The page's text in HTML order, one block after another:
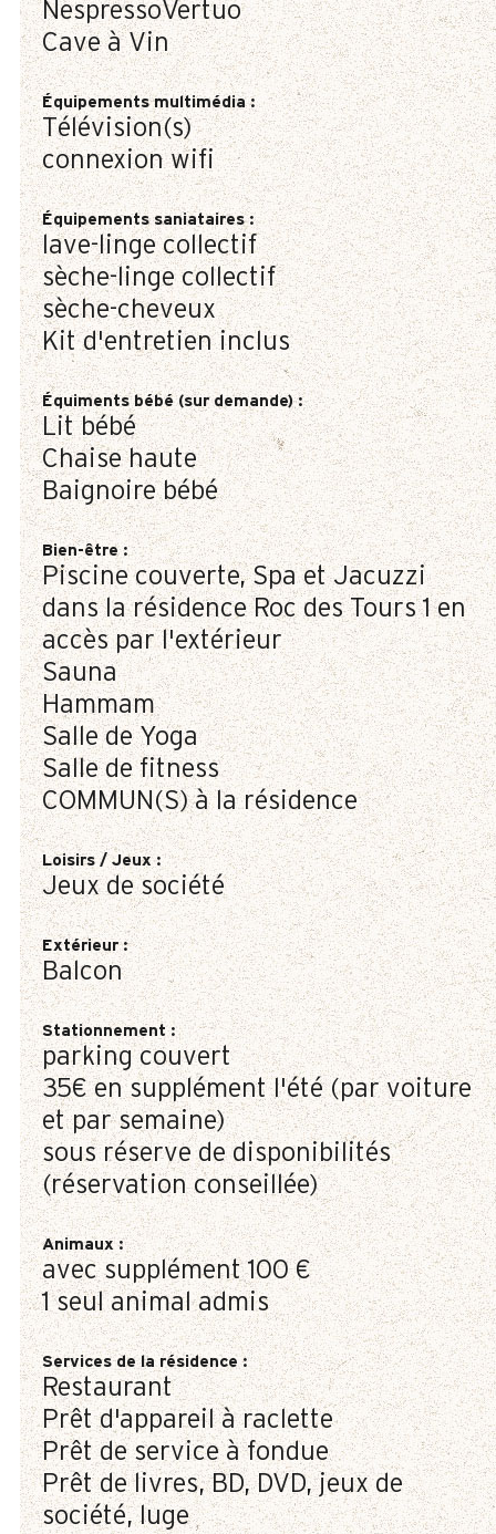
NespressoVertuo
Cave à Vin
Équipements multimédia:
Télévision(s)
connexion wifi
Équipements saniataires:
lave-linge collectif
sèche-linge collectif
sèche-cheveux
Kit d'entretien inclus
Équiments bébé (sur demande):
Lit bébé
Chaise haute
Baignoire bébé
Bien-être:
Piscine couverte, Spa et Jacuzzi
dans la résidence Roc des Tours 1 en
accès par l'extérieur
Sauna
Hammam
Salle de Yoga
Salle de fitness
COMMUN(S) à la résidence
Loisirs / Jeux:
Jeux de société
Extérieur:
Balcon
Stationnement:
parking couvert
35€ en supplément l'été (par voiture
et par semaine)
sous réserve de disponibilités
(réservation conseillée)
Animaux:
avec supplément 100 €
1 seul animal admis
Services de la résidence :
Restaurant
Prêt d'appareil à raclette
Prêt de service à fondue
Prêt de livres, BD, DVD, jeux de
société, luge